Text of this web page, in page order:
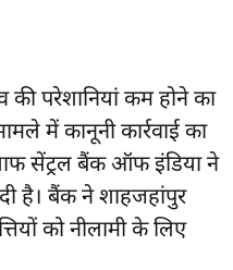
की परेशानियां कम होने का
में कानूनी कार्रवाई का
सेंट्रल बैंक ऑफ इंडिया ने
है। बैंक ने शाहजहांपुर
को नीलामी के लिए